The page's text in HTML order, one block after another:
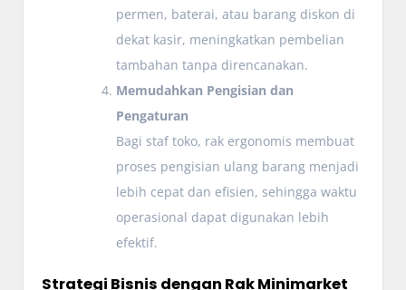
permen, baterai, atau barang diskon di
dekat kasir, meningkatkan pembelian
tambahan tanpa direncanakan.
Memudahkan Pengisian dan
Pengaturan
Bagi staf toko, rak ergonomis membuat
proses pengisian ulang barang menjadi
lebih cepat dan efisien, sehingga waktu
operasional dapat digunakan lebih
efektif.
Strategi Bisnis dengan Rak Minimarket